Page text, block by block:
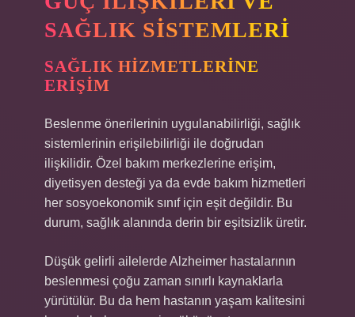
SAĞLIK SISTEMLERI
SAĞLIK HIZMETLERINE
ERIŞIM
Beslenme önerilerinin uygulanabilirliği, sağlık
sistemlerinin erişilebilirliği ile doğrudan
ilişkilidir. Özel bakım merkezlerine erişim,
diyetisyen desteği ya da evde bakım hizmetleri
her sosyoekonomik sınıf için eşit değildir. Bu
durum, sağlık alanında derin bir eşitsizlik üretir.
Düşük gelirli ailelerde Alzheimer hastalarının
beslenmesi çoğu zaman sınırlı kaynaklarla
yürütülür. Bu da hem hastanın yaşam kalitesini